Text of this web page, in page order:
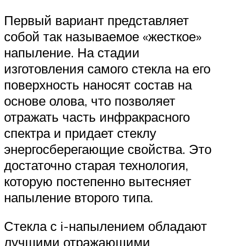
Первый вариант представляет
собой так называемое «жесткое»
напыление. На стадии
изготовления самого стекла на его
поверхность наносят состав на
основе олова, что позволяет
отражать часть инфракрасного
спектра и придает стеклу
энергосберегающие свойства. Это
достаточно старая технология,
которую постепенно вытесняет
напыление второго типа.
Стекла с i-напылением обладают
лучшими отражающими